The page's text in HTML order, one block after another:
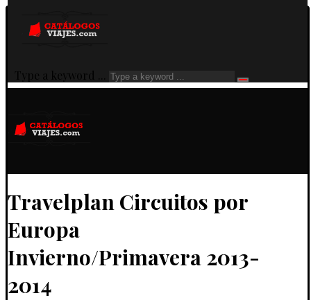
Type a keyword ...
Travelplan Circuitos por
Europa
Invierno/Primavera 2013-
2014